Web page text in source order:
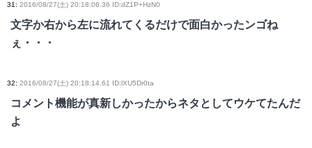
31: 2016/08/27(土) 20:18:06.36 ID:dZ1P+HzN0
文字か右から左に流れてくるだけで面白かったンゴね
ぇ・・・
32: 2016/08/27(土) 20:18:14.61 ID:lXU5Dr0ta
コメント機能が真新しかったからネタとしてウケてたんだ
よ